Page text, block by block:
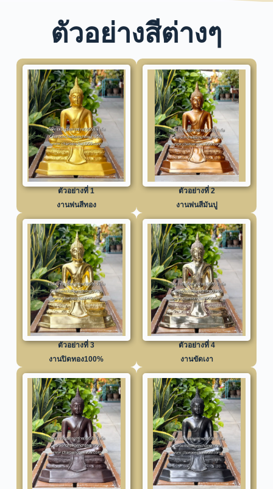
ตัวอย่างสีต่างๆ
ตัวอย่างที่ 1
งานพ่นสีทอง
ตัวอย่างที่ 2
งานพ่นสีมันปู
ตัวอย่างที่ 3
งานปิดทอง100%
ตัวอย่างที่ 4
งานขัดเงา